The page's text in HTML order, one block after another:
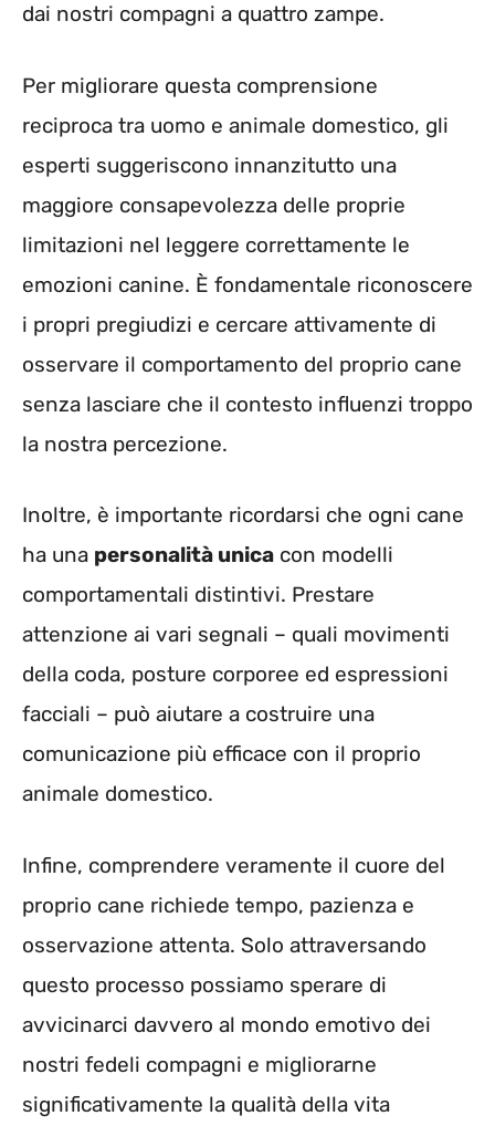
dai nostri compagni a quattro zampe.
Per migliorare questa comprensione
reciproca tra uomo e animale domestico, gli
esperti suggeriscono innanzitutto una
maggiore consapevolezza delle proprie
limitazioni nel leggere correttamente le
emozioni canine. È fondamentale riconoscere
i propri pregiudizi e cercare attivamente di
osservare il comportamento del proprio cane
senza lasciare che il contesto influenzi troppo
la nostra percezione.
Inoltre, è importante ricordarsi che ogni cane
ha una personalità unica con modelli
comportamentali distintivi. Prestare
attenzione ai vari segnali – quali movimenti
della coda, posture corporee ed espressioni
facciali – può aiutare a costruire una
comunicazione più efficace con il proprio
animale domestico.
Infine, comprendere veramente il cuore del
proprio cane richiede tempo, pazienza e
osservazione attenta. Solo attraversando
questo processo possiamo sperare di
avvicinarci davvero al mondo emotivo dei
nostri fedeli compagni e migliorarne
significativamente la qualità della vita